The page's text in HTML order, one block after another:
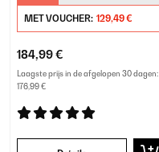
MET VOUCHER: 129,49 €
184,99 €
Laagste prijs in de afgelopen 30 dagen:
176,99 €